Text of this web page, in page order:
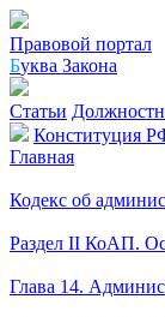
Правовой портал
Буква Закона
Статьи
Конституция
Главная
Кодекс об
Раздел II КоАП.
Глава 14.